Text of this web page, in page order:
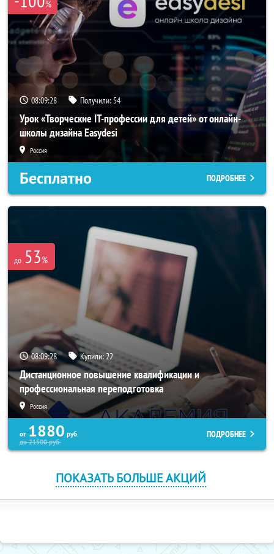
%
08:09:26 Получили: 54
Урок «Творческие IT-профессии для детей» от онлайн-
школы дизайна Easydesi
Россия
Бесплатно ПОДРОБНЕЕ
до 53%
08:09:26 Купили:22
Дистанционное повышение квалификации и
профессиональная переподготовка
Россия
от 1880 руб.
до21500руб.
ПОДРОБНЕЕ
ПОКАЗАТЬ БОЛЬШЕ АКЦИЙ